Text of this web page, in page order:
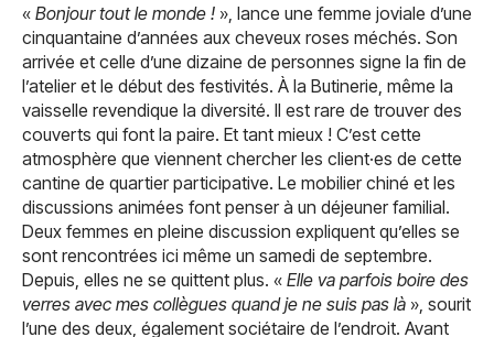
« Bonjour tout le monde ! », lance une femme joviale d’une
cinquantaine d’années aux cheveux roses méchés. Son
arrivée et celle d’une dizaine de personnes signe la fin de
l’atelier et le début des festivités. À la Butinerie, même la
vaisselle revendique la diversité. Il est rare de trouver des
couverts qui font la paire. Et tant mieux ! C’est cette
atmosphère que viennent chercher les client·es de cette
cantine de quartier participative. Le mobilier chiné et les
discussions animées font penser à un déjeuner familial.
Deux femmes en pleine discussion expliquent qu’elles se
sont rencontrées ici même un samedi de septembre.
Depuis, elles ne se quittent plus. « Elle va parfois boire des
verres avec mes collègues quand je ne suis pas là », sourit
l’une des deux, également sociétaire de l’endroit. Avant